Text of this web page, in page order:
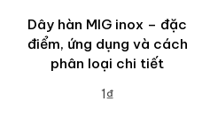
Dây hàn MIG inox – đặc
điểm, ứng dụng và cách
phân loại chi tiết
1₫